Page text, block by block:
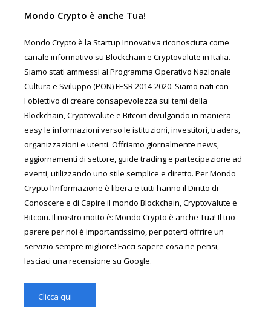
Mondo Crypto è anche Tua!
Mondo Crypto è la Startup Innovativa riconosciuta come
canale informativo su Blockchain e Cryptovalute in Italia.
Siamo stati ammessi al Programma Operativo Nazionale
Cultura e Sviluppo (PON) FESR 2014-2020. Siamo nati con
l'obiettivo di creare consapevolezza sui temi della
Blockchain, Cryptovalute e Bitcoin divulgando in maniera
easy le informazioni verso le istituzioni, investitori, traders,
organizzazioni e utenti. Offriamo giornalmente news,
aggiornamenti di settore, guide trading e partecipazione ad
eventi, utilizzando uno stile semplice e diretto. Per Mondo
Crypto l’informazione è libera e tutti hanno il Diritto di
Conoscere e di Capire il mondo Blockchain, Cryptovalute e
Bitcoin. Il nostro motto è: Mondo Crypto è anche Tua! Il tuo
parere per noi è importantissimo, per poterti offrire un
servizio sempre migliore! Facci sapere cosa ne pensi,
lasciaci una recensione su Google.
Clicca qui